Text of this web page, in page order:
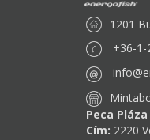
1201
+36-1-
Peca
Cím: 2220